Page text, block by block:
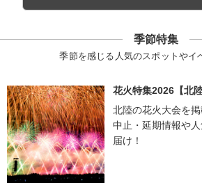
季節特集
季節を感じる人気のスポットやイ
花火特集2026【北陸
北陸の花火大会を掲
中止・延期情報や
届け！